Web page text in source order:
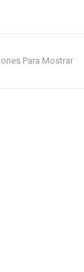
Para Mostrar